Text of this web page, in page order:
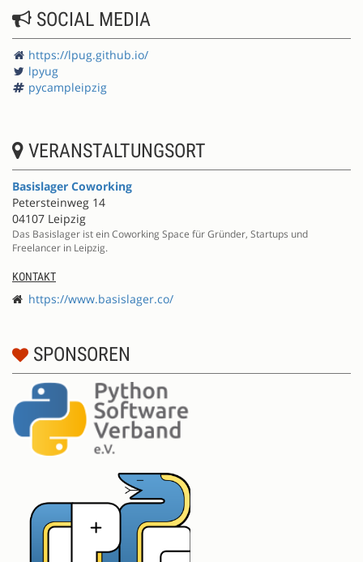
SOCIAL MEDIA
https://lpug.github.io/
lpyug
pycampleipzig
VERANSTALTUNGSORT
Basislager Coworking
Petersteinweg 14
04107 Leipzig
Das Basislager ist ein Coworking Space für Gründer, Startups und
Freelancer in Leipzig.
KONTAKT
https://www.basislager.co/
SPONSOREN